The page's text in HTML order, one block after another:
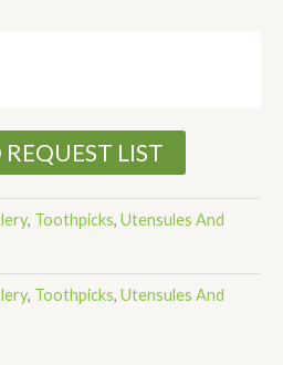
LIST
, Toothpicks, Utensules And
, Toothpicks, Utensules And